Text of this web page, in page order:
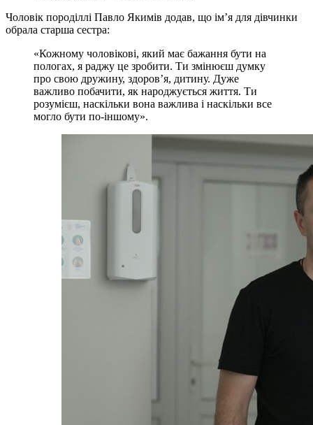
Чоловік породіллі Павло Якимів додав, що ім’я для дівчинки
обрала старша сестра:
«Кожному чоловікові, який має бажання бути на
пологах, я раджу це зробити. Ти змінюєш думку
про свою дружину, здоров’я, дитину. Дуже
важливо побачити, як народжується життя. Ти
розумієш, наскільки вона важлива і наскільки все
могло бути по-іншому».